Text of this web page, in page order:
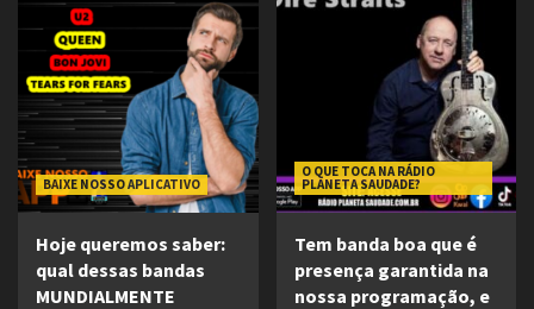
BAIXE NOSSO APLICATIVO
Hoje queremos saber:
qual dessas bandas
MUNDIALMENTE
O QUE TOCA NA RÁDIO
PLANETA SAUDADE?
Tem banda boa que é
presença garantida na
nossa programação, e